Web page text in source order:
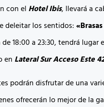
con el Hotel Ibis, llevará a
deleitar los sentidos:
de 18:00 a 23:30, tendrá
en Lateral Sur Acceso Este
podrán disfrutar de una
ofrecerán lo mejor de la